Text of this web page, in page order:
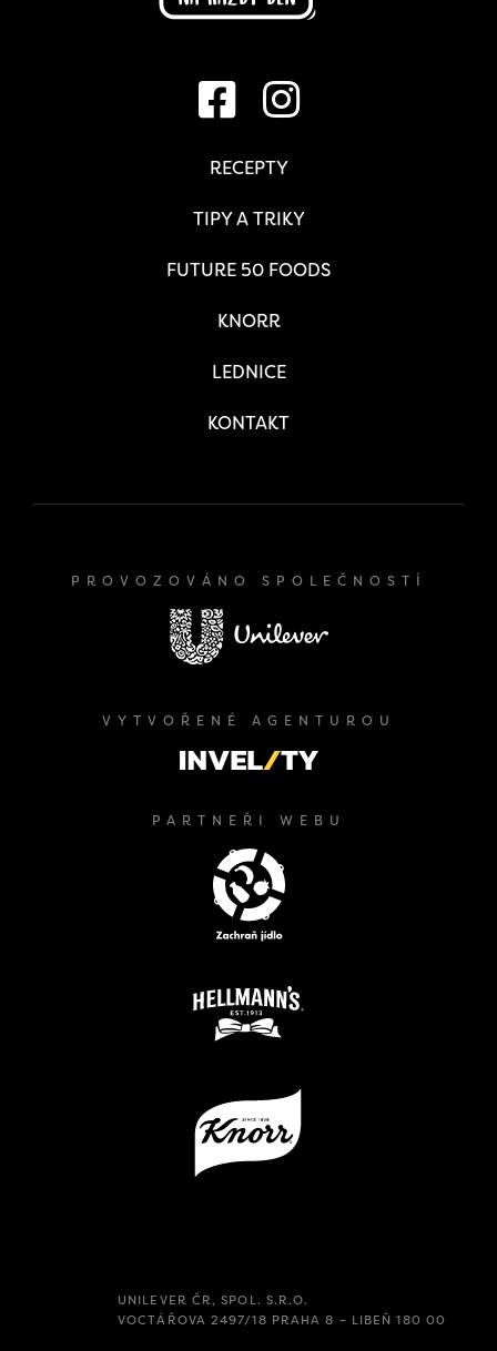
RECEPTY
TIPY A TRIKY
FUTURE 50 FOODS
KNORR
LEDNICE
KONTAKT
PROVOZOVÁNO SPOLEČNOSTÍ
VYTVOŘENÉ AGENTUROU
PARTNEŘI WEBU
UNILEVER ČR, SPOL. S.R.O.
VOCTÁŘOVA 2497/18 PRAHA 8 – LIBEŇ 180 00